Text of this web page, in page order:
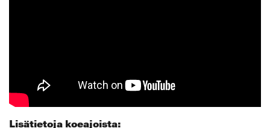
Lisätietoja koeajoista: